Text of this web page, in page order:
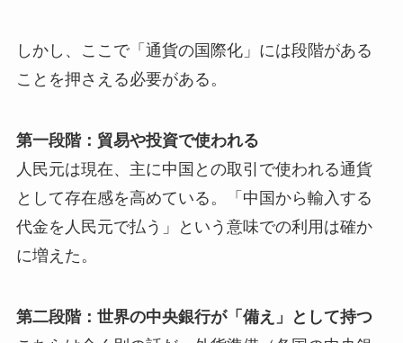
しかし、ここで「通貨の国際化」には段階がある
ことを押さえる必要がある。
第一段階：貿易や投資で使われる
人民元は現在、主に中国との取引で使われる通貨
として存在感を高めている。「中国から輸入する
代金を人民元で払う」という意味での利用は確か
に増えた。
第二段階：世界の中央銀行が「備え」として持つ